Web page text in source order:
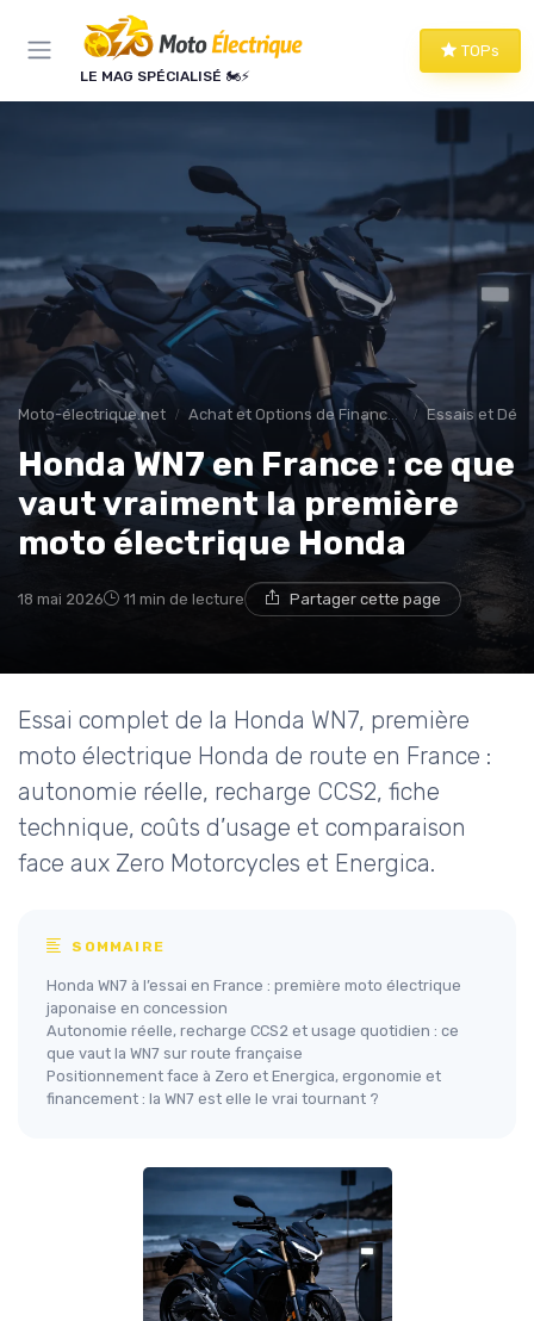
LE MAG SPÉCIALISÉ 🏍️⚡
TOPs
Moto-électrique.net Achat et Options de Financement Essais et
Honda WN7 en France : ce que
vaut vraiment la première
moto électrique Honda
18 mai 2026 11 min de lecture Partager cette page
Essai complet de la Honda WN7, première
moto électrique Honda de route en France :
autonomie réelle, recharge CCS2, fiche
technique, coûts d’usage et comparaison
face aux Zero Motorcycles et Energica.
SOMMAIRE
Honda WN7 à l’essai en France : première moto électrique
japonaise en concession
Autonomie réelle, recharge CCS2 et usage quotidien : ce
que vaut la WN7 sur route française
Positionnement face à Zero et Energica, ergonomie et
financement : la WN7 est elle le vrai tournant ?
Panneau de gestion des cookies